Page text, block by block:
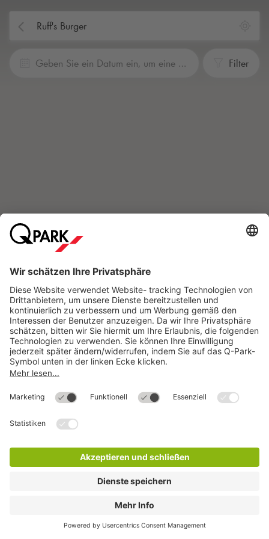
Geben Sie ein Datum ein, um eine Reservierung vorzunehmen Filter
Q-Park City Center
5 Min.